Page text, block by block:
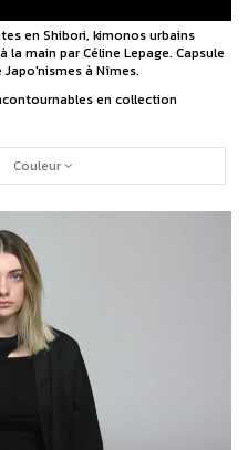
en Shibori, kimonos urbains
main par Céline Lepage. Capsule
à Nîmes.
en collection
Couleur